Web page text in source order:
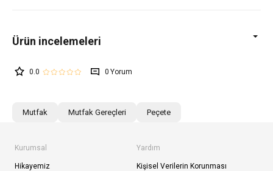
0.0 0
Mutfak Mutfak Gereçleri Peçete
Kurumsal
Hikayemiz
Yardım
Kişisel Verilerin Korunması